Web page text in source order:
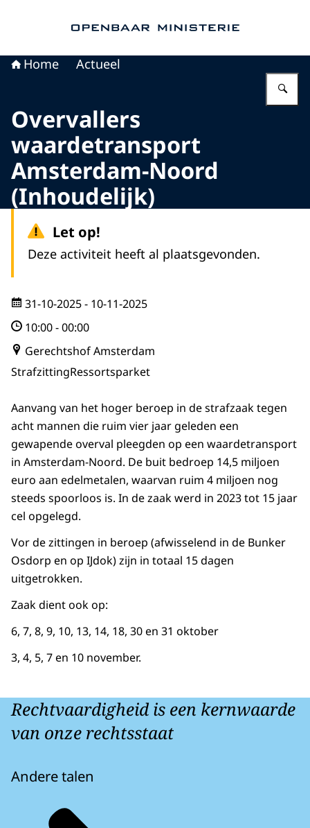
Home Actueel
Overvallers
waardetransport
Amsterdam-Noord
(Inhoudelijk)
Let op!
Deze activiteit heeft al plaatsgevonden.
31-10-2025- 10-11-2025
10:00-00:00
Gerechtshof Amsterdam
StrafzittingRessortsparket
Aanvang van het hoger beroep in de strafzaak tegen
acht mannen die ruim vier jaar geleden een
gewapende overval pleegden op een waardetransport
in Amsterdam-Noord. De buit bedroep 14,5 miljoen
euro aan edelmetalen, waarvan ruim 4 miljoen nog
steeds spoorloos is. In de zaak werd in 2023 tot 15 jaar
cel opgelegd.
Vor de zittingen in beroep (afwisselend in de Bunker
Osdorp en op IJdok) zijn in totaal 15 dagen
uitgetrokken.
Zaak dient ook op:
6, 7, 8, 9, 10, 13, 14, 18, 30 en 31 oktober
3, 4, 5, 7 en 10 november.
Rechtvaardigheid is een kernwaarde
van onze rechtsstaat
Andere talen